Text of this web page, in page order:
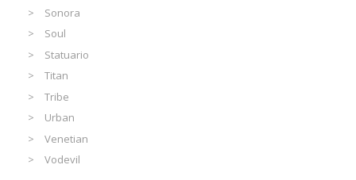
Sonora
Soul
Statuario
Titan
Tribe
Urban
Venetian
Vodevil